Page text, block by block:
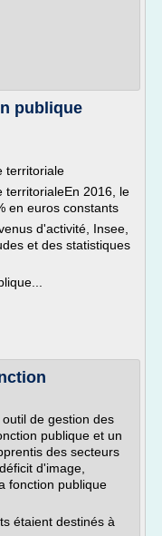
publique
territoriale
territorialeEn 2016, le
en euros constants
d'activité, Insee,
et des statistiques
de gestion des
publique et un
des secteurs
d'image,
fonction publique
étaient destinés à